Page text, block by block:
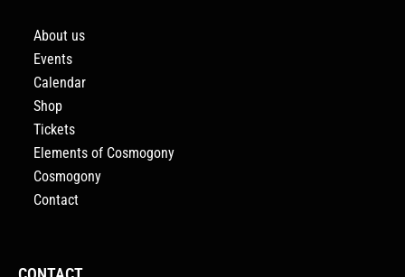
About us
Events
Calendar
Shop
Tickets
Elements of Cosmogony
Cosmogony
Contact